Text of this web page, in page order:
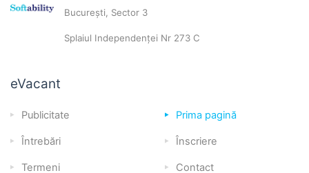
București, Sector 3
Splaiul Independenței Nr 273 C
eVacant
Publicitate Prima pagină
Întrebări Înscriere
Termeni Contact